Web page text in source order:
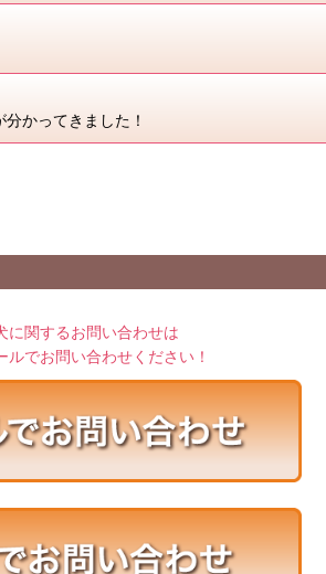
かってきました！
に関するお問い合わせは
ルでお問い合わせください！